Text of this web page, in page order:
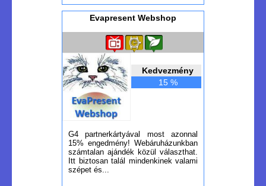
Evapresent Webshop
Kedvezmény
15 %
G4 partnerkártyával most azonnal
15% engedmény! Webáruházunkban
számtalan ajándék közül választhat.
Itt biztosan talál mindenkinek valami
szépet és...